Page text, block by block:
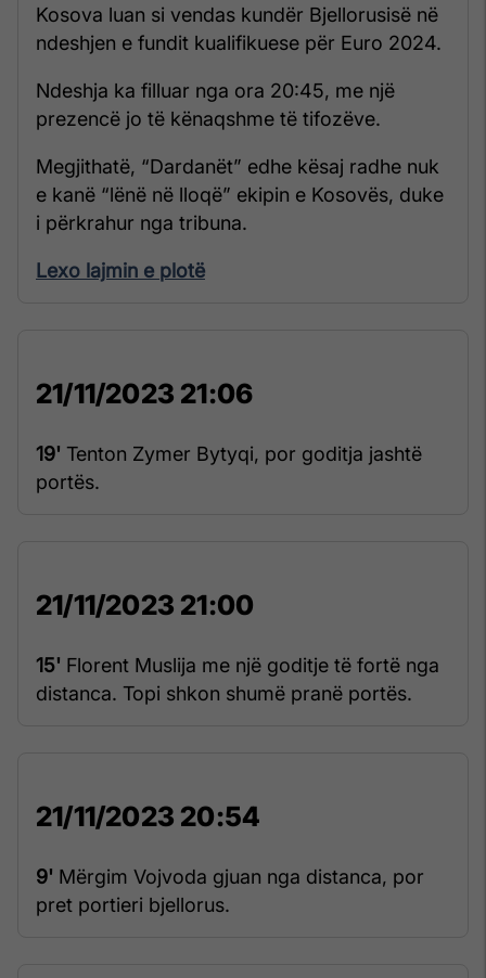
Kosova luan si vendas kundër Bjellorusisë në
ndeshjen e fundit kualifikuese për Euro 2024.
Ndeshja ka filluar nga ora 20:45, me një
prezencë jo të kënaqshme të tifozëve.
Megjithatë, “Dardanët” edhe kësaj radhe nuk
e kanë “lënë në lloqë” ekipin e Kosovës, duke
i përkrahur nga tribuna.
Lexo lajmin e plotë
21/11/2023 21:06
19' Tenton Zymer Bytyqi, por goditja jashtë
portës.
21/11/2023 21:00
15' Florent Muslija me një goditje të fortë nga
distanca. Topi shkon shumë pranë portës.
21/11/2023 20:54
9' Mërgim Vojvoda gjuan nga distanca, por
pret portieri bjellorus.